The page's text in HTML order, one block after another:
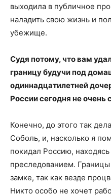
выходила в публичное
наладить свою жизнь и
убежище.
Судя потому, что вам
границу будучи под
одиннадцатилетней
России сегодня не очень
Конечно, до этого так
Соболь, и, насколько я
покидал Россию,
преследованием.
замке, так как везде
Никто особо не хочет